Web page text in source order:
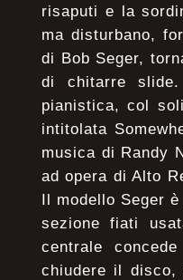
risaputi e la
ma disturbano,
di Bob Seger,
di chitarre
pianistica, col
intitolata
musica di Randy
ad opera di Alto
Il modello Seger
sezione fiati
centrale
chiudere il disco,